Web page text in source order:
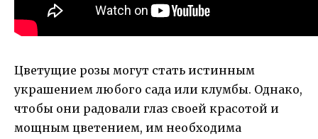
Цветущие розы могут стать истинным
украшением любого сада или клумбы. Однако,
чтобы они радовали глаз своей красотой и
мощным цветением, им необходима